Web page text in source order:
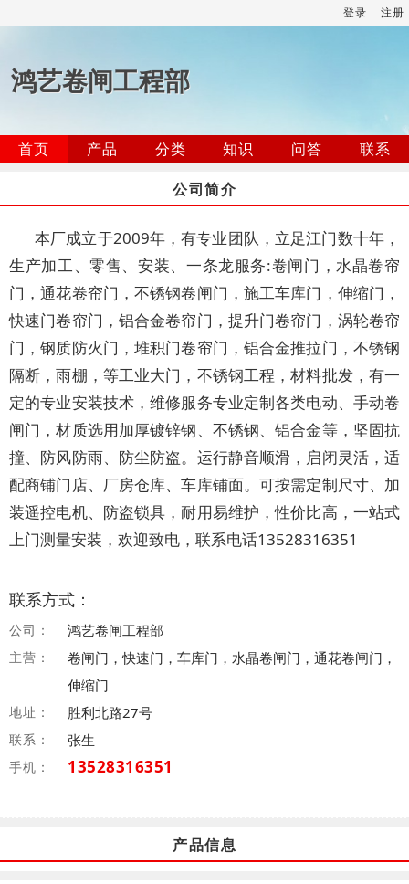
登录 注册
鸿艺卷闸工程部
首页 产品 分类 知识 问答
联系
公司简介
本厂成立于2009年，有专业团队，立足江门数十年，
生产加工、零售、安装、一条龙服务:卷闸门，水晶卷帘
门，通花卷帘门，不锈钢卷闸门，施工车库门，伸缩门，
快速门卷帘门，铝合金卷帘门，提升门卷帘门，涡轮卷帘
门，钢质防火门，堆积门卷帘门，铝合金推拉门，不锈钢
隔断，雨棚，等工业大门，不锈钢工程，材料批发，有一
定的专业安装技术，维修服务专业定制各类电动、手动卷
闸门，材质选用加厚镀锌钢、不锈钢、铝合金等，坚固抗
撞、防风防雨、防尘防盗。运行静音顺滑，启闭灵活，适
配商铺门店、厂房仓库、车库铺面。可按需定制尺寸、加
装遥控电机、防盗锁具，耐用易维护，性价比高，一站式
上门测量安装，欢迎致电，联系电话13528316351
联系方式：
公司： 鸿艺卷闸工程部
主营：
卷闸门，快速门，车库门，水晶卷闸门，通花卷闸门，
伸缩门
地址： 胜利北路27号
联系： 张生
手机： 13528316351
产品信息